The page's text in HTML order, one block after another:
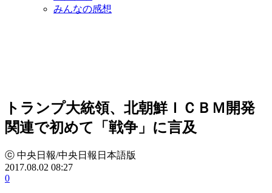
みんなの感想
トランプ大統領、北朝鮮ＩＣＢＭ開発
関連で初めて「戦争」に言及
ⓒ 中央日報/中央日報日本語版
2017.08.02 08:27
0